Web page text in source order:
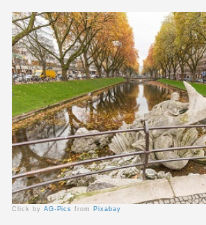
Click by AG-Picsfrom Pixabay